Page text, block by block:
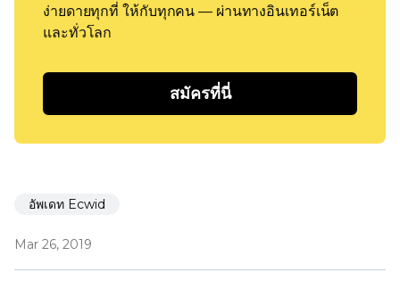
ง่ายดายทุกที่ ให้กับทุกคน — ผ่านทางอินเทอร์เน็ต
และทั่วโลก
สมัครที่นี่
อัพเดท Ecwid
Mar 26, 2019